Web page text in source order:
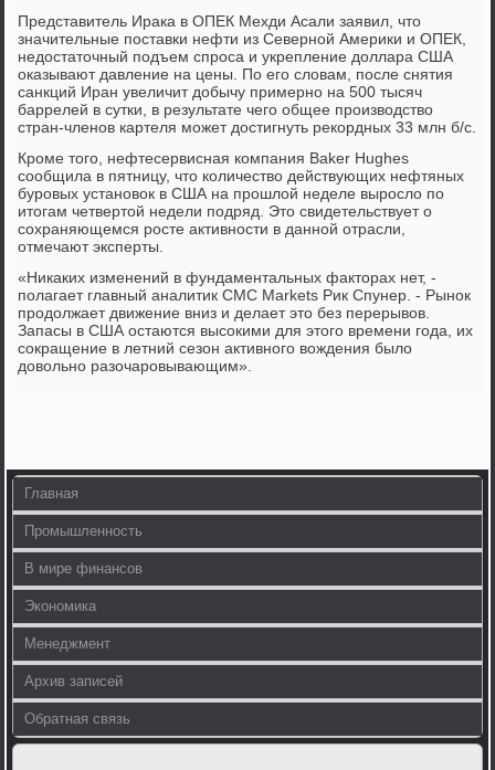
Представитель Ирака в ОПЕК Мехди Асали заявил, что
значительные поставки нефти из Северной Америки и ОПЕК,
недостаточный подъем спроса и укрепление доллара США
оказывают давление на цены. По его словам, после снятия
санкций Иран увеличит добычу примерно на 500 тысяч
баррелей в сутки, в результате чего общее производство
стран-членов картеля может достигнуть рекордных 33 млн б/с.
Кроме того, нефтесервисная компания Baker Hughes
сообщила в пятницу, что количество действующих нефтяных
буровых установок в США на прошлой неделе выросло по
итогам четвертой недели подряд. Это свидетельствует о
сохраняющемся росте активности в данной отрасли,
отмечают эксперты.
«Никаких изменений в фундаментальных факторах нет, -
полагает главный аналитик CMC Markets Рик Спунер. - Рынок
продолжает движение вниз и делает это без перерывов.
Запасы в США остаются высокими для этого времени года, их
сокращение в летний сезон активного вождения было
довольно разочаровывающим».
Главная
Промышленность
В мире финансов
Экономика
Менеджмент
Архив записей
Обратная связь